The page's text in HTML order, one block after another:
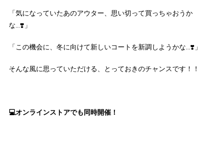
「気になっていたあのアウター、思い切って買っちゃおうか
な…❣️」
「この機会に、冬に向けて新しいコートを新調しようかな…❣️」
そんな風に思っていただける、とっておきのチャンスです！！
💻オンラインストアでも同時開催！